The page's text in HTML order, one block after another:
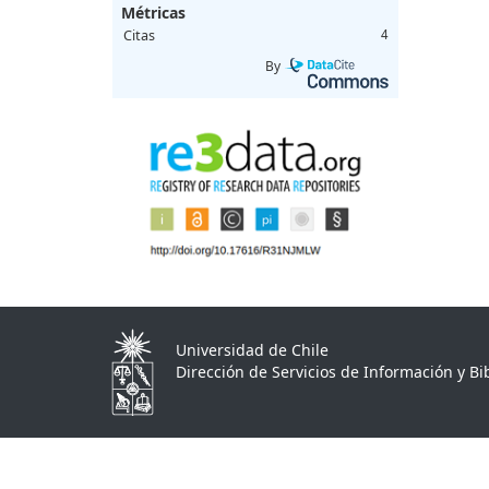
Métricas
Citas 4
By
Universidad de Chile
Dirección de Servicios de Información y